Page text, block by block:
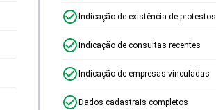
Indicação de existência de protestos
Indicação de consultas recentes
Indicação de empresas vinculadas
Dados cadastrais completos